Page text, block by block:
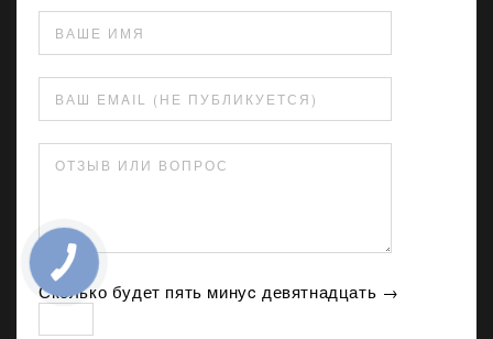
ВАШЕ ИМЯ
ВАШ EMAIL (НЕ ПУБЛИКУЕТСЯ)
ОТЗЫВ ИЛИ ВОПРОС
Сколько будет пять минуc девятнадцать →